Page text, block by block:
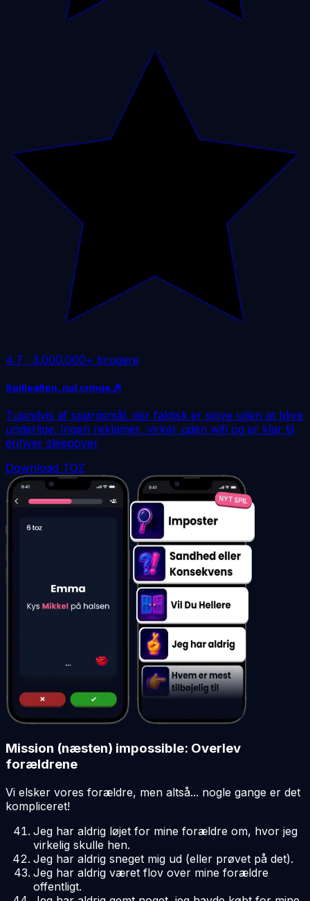
4,7 · 3.000.000+ brugere
Spilleaften, nul cringe 🎉
Tusindvis af spørgsmål, der faktisk er sjove uden at blive
underlige. Ingen reklamer, virker uden wifi og er klar til
enhver sleepover
Download TOZ
Mission (næsten) impossible: Overlev
forældrene
Vi elsker vores forældre, men altså... nogle gange er det
kompliceret!
Jeg har aldrig løjet for mine forældre om, hvor jeg
virkelig skulle hen.
Jeg har aldrig sneget mig ud (eller prøvet på det).
Jeg har aldrig været flov over mine forældre
offentligt.